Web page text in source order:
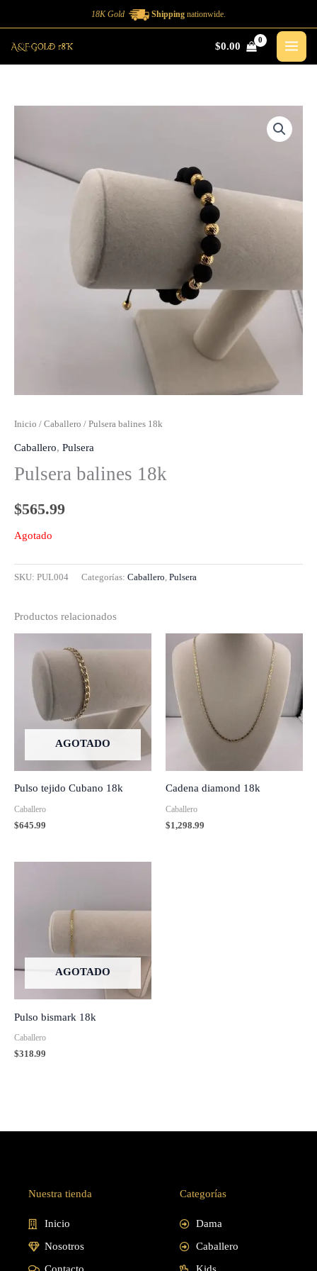
al
contenido
18K Gold Shipping nationwide.
$0.00
Inicio / Caballero / Pulsera balines 18k
Caballero, Pulsera
Pulsera balines 18k
$565.99
Agotado
SKU: PUL004 Categorías: Caballero, Pulsera
Productos relacionados
AGOTADO
Pulso tejido Cubano 18k
Caballero
$645.99
Cadena diamond 18k
Caballero
$1,298.99
AGOTADO
Pulso bismark 18k
Caballero
$318.99
Nuestra tienda
Inicio
Nosotros
Categorías
Dama
Caballero